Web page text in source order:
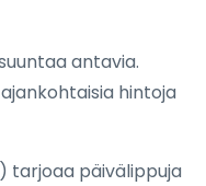
antavia.
hintoja
tarjoaa päivälippuja